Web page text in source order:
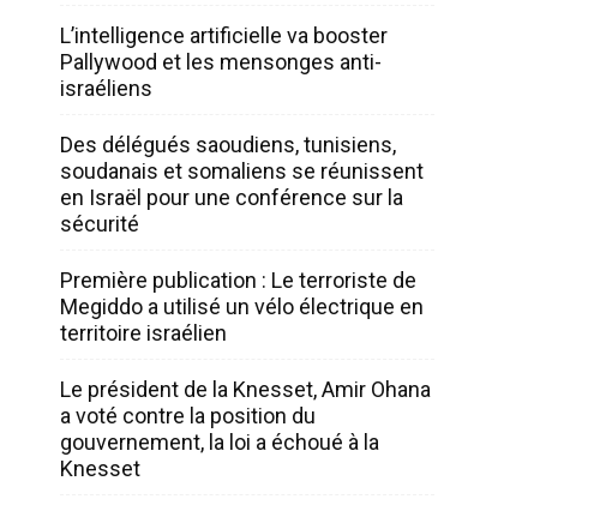
L’intelligence artificielle va booster
Pallywood et les mensonges anti-
israéliens
Des délégués saoudiens, tunisiens,
soudanais et somaliens se réunissent
en Israël pour une conférence sur la
sécurité
Première publication : Le terroriste de
Megiddo a utilisé un vélo électrique en
territoire israélien
Le président de la Knesset, Amir Ohana
a voté contre la position du
gouvernement, la loi a échoué à la
Knesset